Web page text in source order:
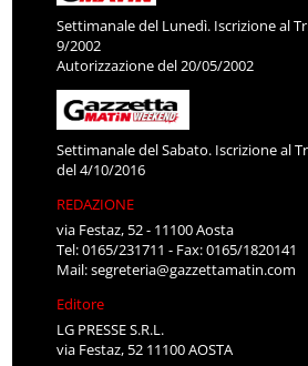
Settimanale del Lunedì. Iscrizione al
9/2002
Autorizzazione del 20/05/2002
Settimanale del Sabato. Iscrizione al
del 4/10/2016
REDAZIONE
via Festaz, 52 - 11100 Aosta
Tel: 0165/231711 - Fax: 0165/1820141
Mail:segreteria@gazzettamatin.com
Editore
LG PRESSE S.R.L.
via Festaz, 52 11100 AOSTA